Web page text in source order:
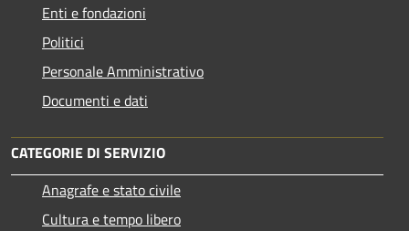
Enti e fondazioni
Politici
Personale Amministrativo
Documenti e dati
CATEGORIE DI SERVIZIO
Anagrafe e stato civile
Cultura e tempo libero